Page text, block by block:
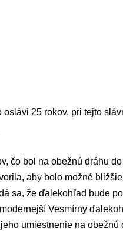
oslávi 25 rokov, pri tejto
čo bol na obežnú dráhu
aby bolo možné
sa, že ďalekohľad bude
Vesmírny
umiestnenie na